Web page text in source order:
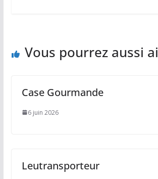
Vous pourrez aussi
Case Gourmande
6 juin 2026
Leutransporteur